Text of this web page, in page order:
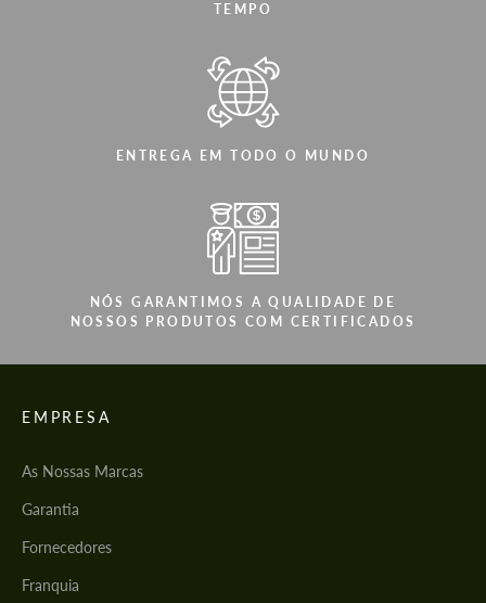
TEMPO
ENTREGA EM TODO O MUNDO
NÓS GARANTIMOS A QUALIDADE DE
NOSSOS PRODUTOS COM CERTIFICADOS
EMPRESA
As Nossas Marcas
Garantia
Fornecedores
Franquia